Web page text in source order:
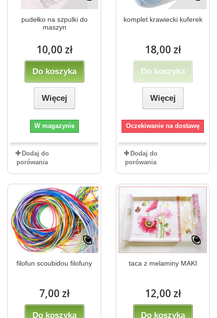
pudełko na szpulki do
maszyn
10,00 zł
Do koszyka
Więcej
W magazynie
Dodaj do
porówania
komplet krawiecki kuferek
18,00 zł
Do koszyka
Więcej
Oczekiwanie na dostawę
Dodaj do
porówania
filofun scoubidou filofuny
7,00 zł
Do koszyka
taca z melaminy MAKI
12,00 zł
Do koszyka